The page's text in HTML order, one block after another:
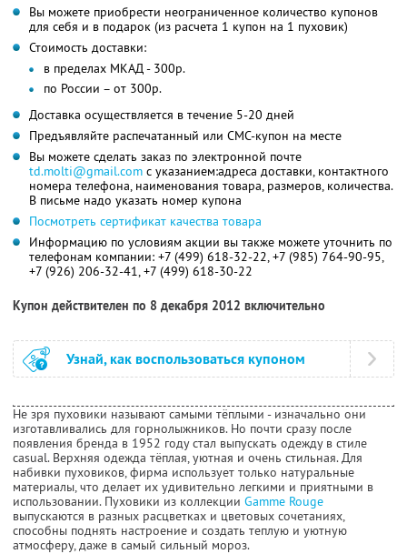
Вы можете приобрести неограниченное количество купонов
для себя и в подарок (из расчета 1 купон на 1 пуховик)
Стоимость доставки:
в пределах МКАД - 300р.
по России – от 300р.
Доставка осуществляется в течение 5-20 дней
Предъявляйте распечатанный или СМС-купон на месте
Вы можете сделать заказ по электронной почте
td.molti@gmail.com с указанием:адреса доставки, контактного
номера телефона, наименования товара, размеров, количества.
В письме надо указать номер купона
Посмотреть сертификат качества товара
Информацию по условиям акции вы также можете уточнить по
телефонам компании: +7 (499) 618-32-22, +7 (985) 764-90-95,
+7 (926) 206-32-41, +7 (499) 618-30-22
Купон действителен по 8 декабря 2012 включительно
Узнай, как воспользоваться купоном
Не зря пуховики называют самыми тёплыми - изначально они
изготавливались для горнолыжников. Но почти сразу после
появления бренда в 1952 году стал выпускать одежду в стиле
casual. Верхняя одежда тёплая, уютная и очень стильная. Для
набивки пуховиков, фирма использует только натуральные
материалы, что делает их удивительно легкими и приятными в
использовании. Пуховики из коллекции Gamme Rouge
выпускаются в разных расцветках и цветовых сочетаниях,
способны поднять настроение и создать теплую и уютную
атмосферу, даже в самый сильный мороз.